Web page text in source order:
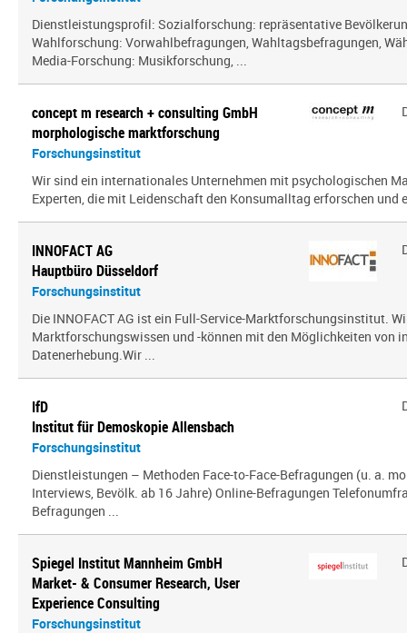
Dienstleistungsprofil: Sozialforschung: repräsentative
Wahlforschung: Vorwahlbefragungen, Wahltagsbefragungen,
Media-Forschung: Musikforschung, ...
concept m research + consulting GmbH
morphologische marktforschung
Forschungsinstitut
Wir sind ein inter­na­tio­nales Unternehmen mit psy­cho­lo­gi­schen
Experten, die mit Leidenschaft den Konsumalltag erfor­schen und
INNOFACT AG
Hauptbüro Düsseldorf
Forschungsinstitut
Die INNOFACT AG ist ein Full-Service-Marktforschungsinstitut.
Marktforschungswissen und -können mit den Möglichkeiten von
Datenerhebung.Wir ...
IfD
Institut für Demoskopie Allensbach
Forschungsinstitut
Dienstleistungen – Methoden Face-to-Face-Befragungen (u. a.
Interviews, Bevölk. ab 16 Jahre) Online-Befragungen
Befragungen ...
Spiegel Institut Mannheim GmbH
Market- & Consumer Research, User
Experience Consulting
Forschungsinstitut